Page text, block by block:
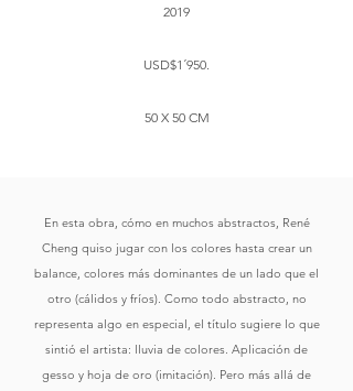
2019
USD$1´950.
​50 X 50 CM
En esta obra, cómo en muchos abstractos, René
Cheng quiso jugar con los colores hasta crear un
balance, colores más dominantes de un lado que el
otro (cálidos y fríos). Como todo abstracto, no
representa algo en especial, el título sugiere lo que
sintió el artista: lluvia de colores. Aplicación de
gesso y hoja de oro (imitación). Pero más allá de